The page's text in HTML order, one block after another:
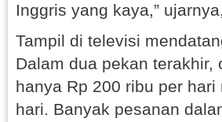
Inggris yang kaya,”
Tampil di televisi
Dalam dua pekan
hanya Rp 200 ribu per
hari. Banyak pesanan